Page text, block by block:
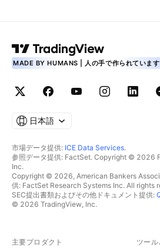
MADE BY HUMANS | 人の手で作られています
日本語
市場データ提供: ICE Data Services.
参照データ提供: FactSet. Copyright © 2026
Inc.
Copyright © 2026, American Bankers
供: FactSet Research Systems Inc. All rights
SEC提出書類およびその他ドキュメント提供:
© 2026 TradingView, Inc.
主要プロダクト ツー